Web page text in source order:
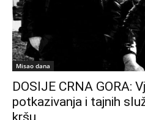
Misao dana
DOSIJE CRNA GORA:
potkazivanja i tajnih
kršu